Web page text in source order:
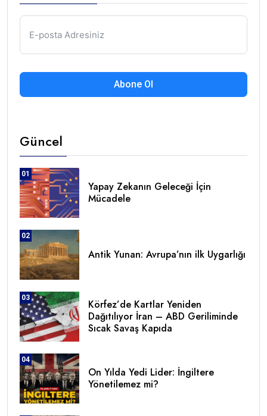
Abone Ol
Güncel
01
Yapay Zekanın Geleceği İçin
Mücadele
02
Antik Yunan: Avrupa’nın ilk Uygarlığı
03
Körfez’de Kartlar Yeniden
Dağıtılıyor İran – ABD Geriliminde
Sıcak Savaş Kapıda
04
On Yılda Yedi Lider: İngiltere
Yönetilemez mi?